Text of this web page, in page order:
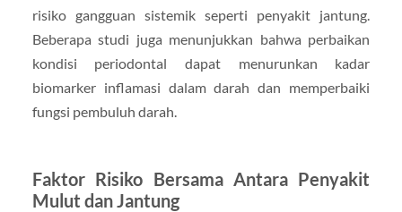
risiko gangguan sistemik seperti penyakit jantung.
Beberapa studi juga menunjukkan bahwa perbaikan
kondisi periodontal dapat menurunkan kadar
biomarker inflamasi dalam darah dan memperbaiki
fungsi pembuluh darah.
Faktor Risiko Bersama Antara Penyakit
Mulut dan Jantung